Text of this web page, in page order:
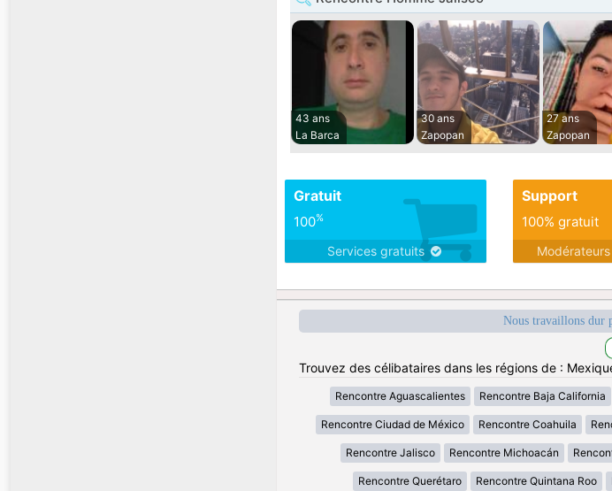
43 ans
La Barca
30 ans
Zapopan
27 ans
Zapopan
Gratuit
100%
Services gratuits
Support
100% gratuit
Nous travaillons dur
Trouvez des célibataires dans les régions de :
Rencontre Aguascalientes Rencontre Baja California
Rencontre Ciudad de México Rencontre Coahuila
Rencontre Jalisco Rencontre Michoacán
Rencontre Querétaro Rencontre Quintana Roo